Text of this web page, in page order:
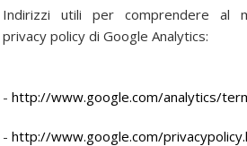
Indirizzi utili per comprendere al
privacy policy di Google Analytics:
- http://www.google.com/analytics/
- http://www.google.com/